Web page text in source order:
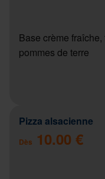
Base crème
pommes de terre
Pizza alsacienne
Dès 10.00 €